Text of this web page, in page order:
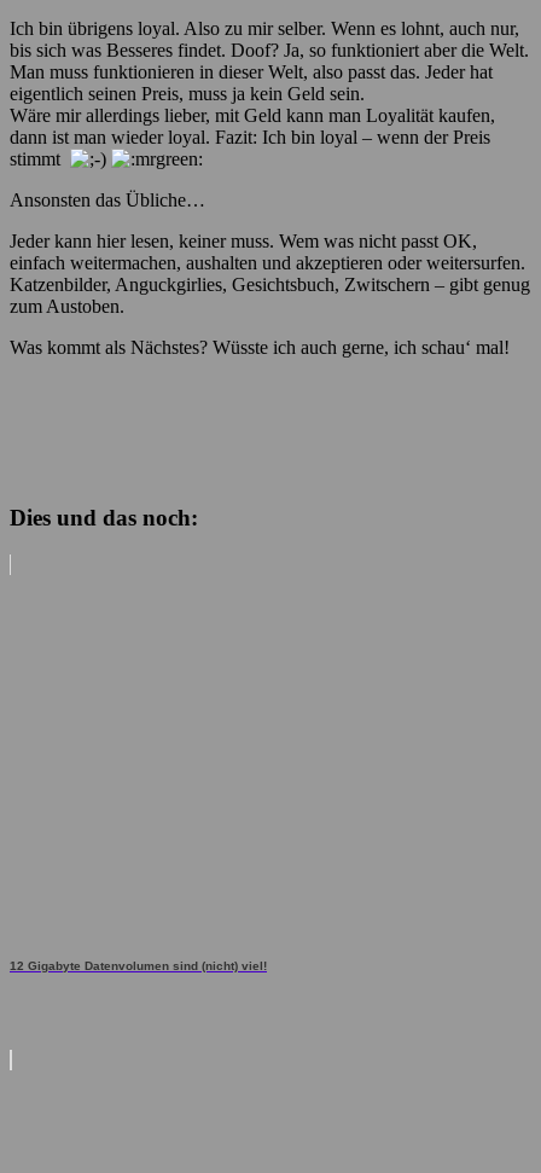
Ich bin übrigens loyal. Also zu mir selber. Wenn es lohnt, auch nur,
bis sich was Besseres findet. Doof? Ja, so funktioniert aber die Welt.
Man muss funktionieren in dieser Welt, also passt das. Jeder hat
eigentlich seinen Preis, muss ja kein Geld sein.
Wäre mir allerdings lieber, mit Geld kann man Loyalität kaufen,
dann ist man wieder loyal. Fazit: Ich bin loyal – wenn der Preis
stimmt
Ansonsten das Übliche…
Jeder kann hier lesen, keiner muss. Wem was nicht passt OK,
einfach weitermachen, aushalten und akzeptieren oder weitersurfen.
Katzenbilder, Anguckgirlies, Gesichtsbuch, Zwitschern – gibt genug
zum Austoben.
Was kommt als Nächstes? Wüsste ich auch gerne, ich schau‘ mal!
Dies und das noch:
12 Gigabyte Datenvolumen sind (nicht) viel!